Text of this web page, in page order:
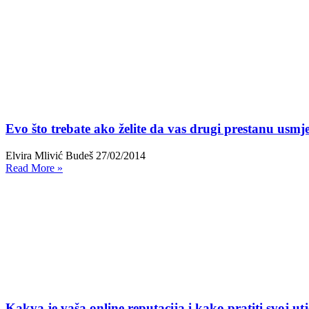
Evo što trebate ako želite da vas drugi prestanu
Elvira Mlivić Budeš 27/02/2014
Read More »